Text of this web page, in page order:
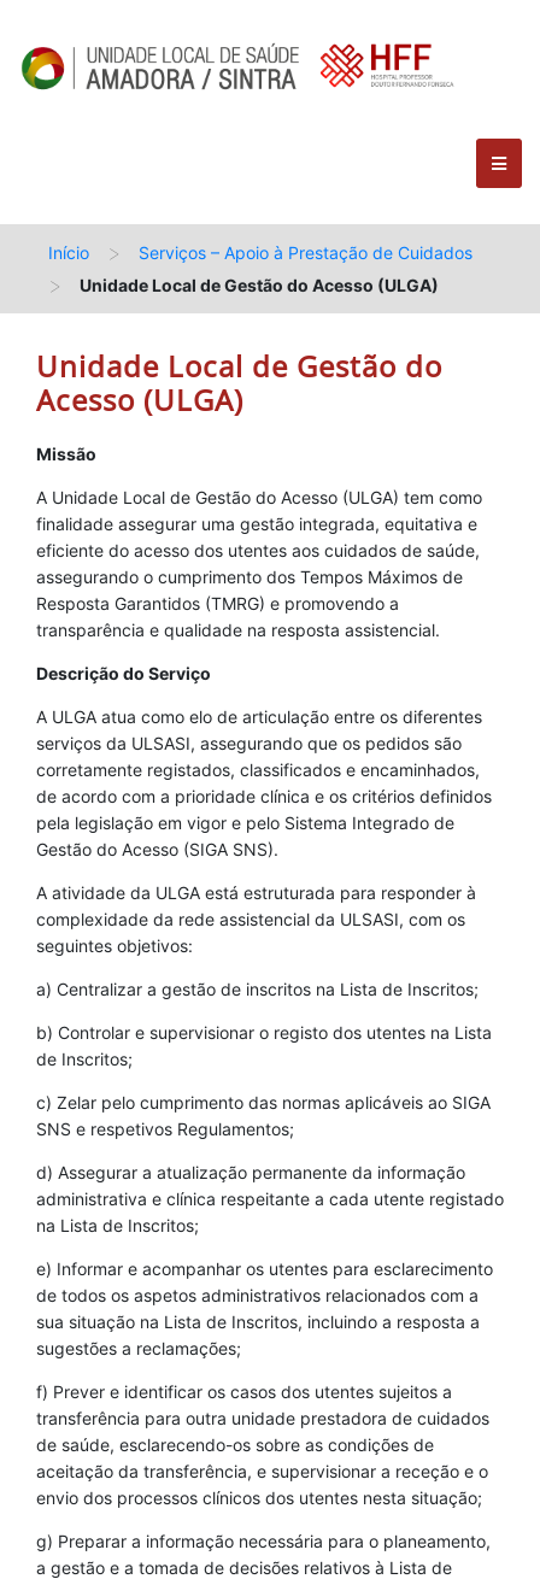
Início > Serviços – Apoio à Prestação de Cuidados
> Unidade Local de Gestão do Acesso (ULGA)
Unidade Local de Gestão do
Acesso (ULGA)
Missão
A Unidade Local de Gestão do Acesso (ULGA) tem como
finalidade assegurar uma gestão integrada, equitativa e
eficiente do acesso dos utentes aos cuidados de saúde,
assegurando o cumprimento dos Tempos Máximos de
Resposta Garantidos (TMRG) e promovendo a
transparência e qualidade na resposta assistencial.
Descrição do Serviço
A ULGA atua como elo de articulação entre os diferentes
serviços da ULSASI, assegurando que os pedidos são
corretamente registados, classificados e encaminhados,
de acordo com a prioridade clínica e os critérios definidos
pela legislação em vigor e pelo Sistema Integrado de
Gestão do Acesso (SIGA SNS).
A atividade da ULGA está estruturada para responder à
complexidade da rede assistencial da ULSASI, com os
seguintes objetivos:
a) Centralizar a gestão de inscritos na Lista de Inscritos;
b) Controlar e supervisionar o registo dos utentes na Lista
de Inscritos;
c) Zelar pelo cumprimento das normas aplicáveis ao SIGA
SNS e respetivos Regulamentos;
d) Assegurar a atualização permanente da informação
administrativa e clínica respeitante a cada utente registado
na Lista de Inscritos;
e) Informar e acompanhar os utentes para esclarecimento
de todos os aspetos administrativos relacionados com a
sua situação na Lista de Inscritos, incluindo a resposta a
sugestões a reclamações;
f) Prever e identificar os casos dos utentes sujeitos a
transferência para outra unidade prestadora de cuidados
de saúde, esclarecendo-os sobre as condições de
aceitação da transferência, e supervisionar a receção e o
envio dos processos clínicos dos utentes nesta situação;
g) Preparar a informação necessária para o planeamento,
a gestão e a tomada de decisões relativos à Lista de